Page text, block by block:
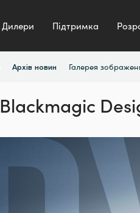
Дилери Підтримка
Архів новин Галерея
Blackmagic